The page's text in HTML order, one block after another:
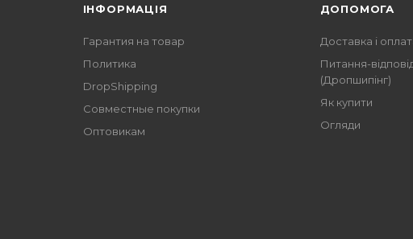
ІНФОРМАЦІЯ
Гарантия на товар
Политика
DropShipping
Совместные покупки
Оптовикам
ДОПОМОГА
Доставка і
Питання-
(Дропшипінг)
Як купити
Огляди